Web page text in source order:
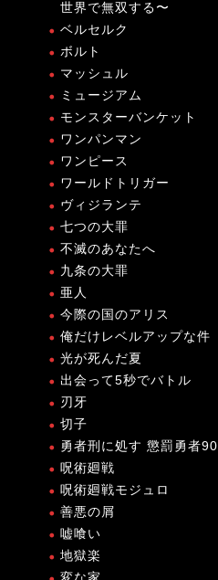
世界で無双する〜
ベルセルク
ボルト
マッシュル
ミュージアム
モンスターバンケット
ワンパンマン
ワンピース
ワールドトリガー
ヴィジランテ
七つの大罪
不滅のあなたへ
九条の大罪
亜人
今際の国のアリス
俺だけレベルアップな件
光が死んだ夏
出会って5秒でバトル
刃牙
切子
勇者刑に処す 懲罰勇者
呪術廻戦
呪術廻戦モジュロ
善悪の屑
嘘喰い
地獄楽